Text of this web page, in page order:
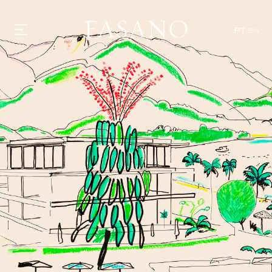
PT EN
GASTRONOMIA
HOTÉIS
VILLAS
SHOP | SELEZIONE
DESCUBRA
WHAT'S COOKING
CORRIERE
HISTÓRIA
SUSTENTABILIDADE
CONTATO